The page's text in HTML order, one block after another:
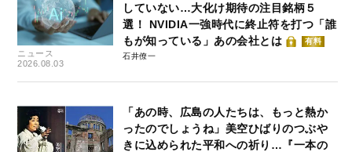
ニュース
2026.08.03
していない…大化け期待の注目銘柄５
選！ NVIDIA一強時代に終止符を打つ「誰
もが知っている」あの会社とは
有料
石井僚一
「あの時、広島の人たちは、もっと熱か
ったのでしょうね」美空ひばりのつぶや
きに込められた平和への祈り…『一本の